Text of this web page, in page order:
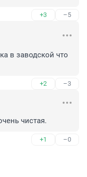
+3 –5
в заводской что
+2 –3
чистая.
+1 –0